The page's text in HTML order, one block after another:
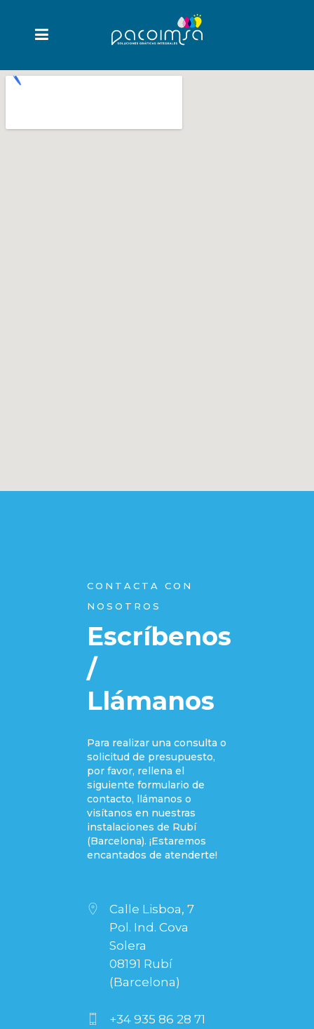
CONTACTA CON
NOSOTROS
Escríbenos
/
Llámanos
Para realizar una consulta o
solicitud de presupuesto,
por favor, rellena el
siguiente formulario de
contacto, llámanos o
visítanos en nuestras
instalaciones de Rubí
(Barcelona). ¡Estaremos
encantados de atenderte!
Calle Lisboa, 7
Pol. Ind. Cova
Solera
08191 Rubí
(Barcelona)
+34 935 86 28 71